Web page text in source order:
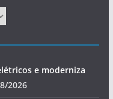
e moderniza
2026